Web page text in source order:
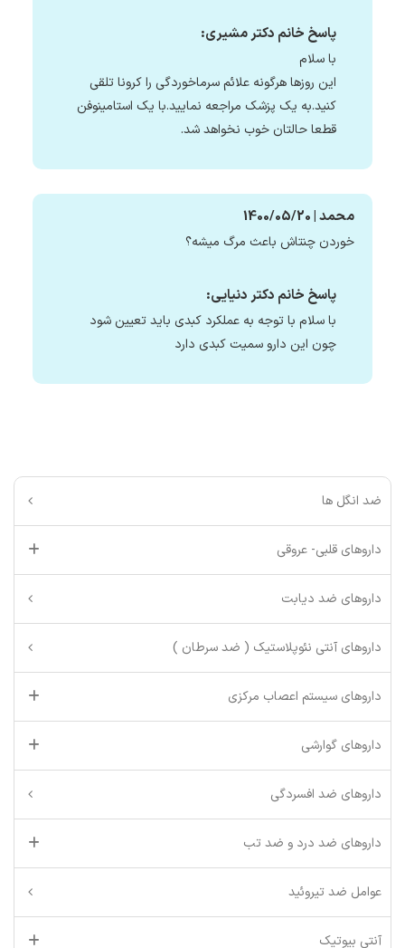
پاسخ خانم دکتر مشیری:
با سلام
این روزها هرگونه علائم سرماخوردگی را کرونا تلقی
کنید.به یک پزشک مراجعه نمایید.با یک استامینوفن
قطعا حالتان خوب نخواهد شد.
محمد | 1400/05/20
خوردن چنتاش باعث مرگ میشه؟
پاسخ خانم دکتر دنیایی:
با سلام با توجه به عملکرد کبدی باید تعیین شود
چون این دارو سمیت کبدی دارد
ضد انگل ها
داروهای قلبی- عروقی
داروهای ضد دیابت
داروهای آنتی نئوپلاستیک ( ضد سرطان )
داروهای سیستم اعصاب مرکزی
داروهای گوارشی
داروهای ضد افسردگی
داروهای ضد درد و ضد تب
عوامل ضد تیروئید
آنتی بیوتیک